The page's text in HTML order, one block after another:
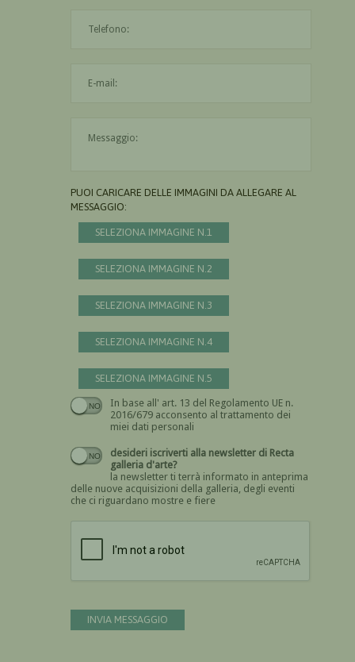
PUOI CARICARE DELLE IMMAGINI DA ALLEGARE AL
MESSAGGIO:
SELEZIONA IMMAGINE N.1
SELEZIONA IMMAGINE N.2
SELEZIONA IMMAGINE N.3
SELEZIONA IMMAGINE N.4
SELEZIONA IMMAGINE N.5
In base all' art. 13 del Regolamento UE n.
2016/679 acconsento al trattamento dei
miei dati personali
Devi dare il consenso
desideri iscriverti alla newsletter di Recta
galleria d'arte?
la newsletter ti terrà informato in anteprima
delle nuove acquisizioni della galleria, degli eventi
che ci riguardano mostre e fiere
INVIA MESSAGGIO